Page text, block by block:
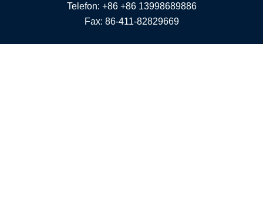
Telefon: +86 +86 13998689886
Fax: 86-411-82829669